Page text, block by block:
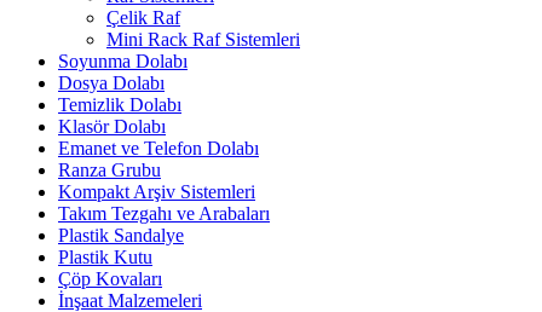
Çelik Raf
Mini Rack Raf Sistemleri
Soyunma Dolabı
Dosya Dolabı
Temizlik Dolabı
Klasör Dolabı
Emanet ve Telefon Dolabı
Ranza Grubu
Kompakt Arşiv Sistemleri
Takım Tezgahı ve Arabaları
Plastik Sandalye
Plastik Kutu
Çöp Kovaları
İnşaat Malzemeleri